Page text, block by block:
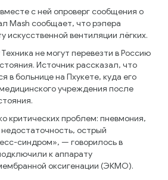
с ней опроверг сообщения о
Mash сообщает, что рэпера
искусственной вентиляции лёгких.
не могут перевезти в Россию
Источник рассказал, что
в больнице на Пхукете, куда его
учреждения после
критических проблем: пневмония,
острый
синдром», — говорилось в
к аппарату
оксигенации (ЭКМО).